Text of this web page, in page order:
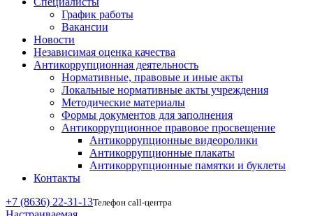
График работы
Вакансии
Новости
Независимая оценка качества
Антикоррупционная деятельность
Нормативные, правовые и иные акты
Локальные нормативные акты учреждения
Методические материалы
Формы документов для заполнения
Антикоррупционное правовое просвещение
Антикоррупционные видеоролики
Антикоррупционные плакаты
Антикоррупционные памятки и буклеты
Контакты
+7 (8636) 22-31-13Телефон call-центра